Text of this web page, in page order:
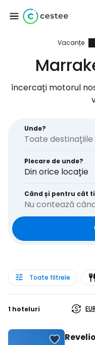
Vacanțe
încercați motorul
Unde?
Plecare de unde?
Din orice locație
Când și pentru cât
Nu contează
Toate filtrele
1 hoteluri EUR
Cestee
... comunitatea